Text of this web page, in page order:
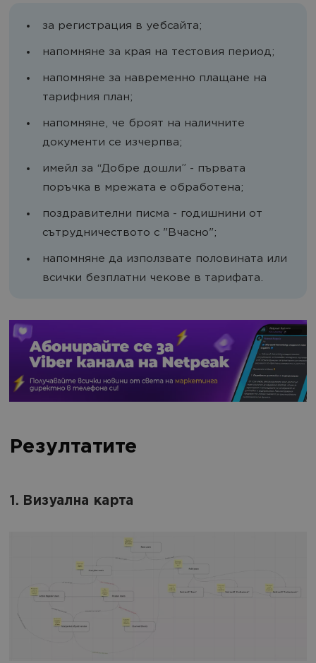
за регистрация в уебсайта;
напомняне за края на тестовия период;
напомняне за навременно плащане на
тарифния план;
напомняне, че броят на наличните
документи се изчерпва;
имейл за “Добре дошли” - първата
поръчка в мрежата е обработена;
поздравителни писма - годишнини от
сътрудничеството с "Вчасно";
напомняне да използвате половината или
всички безплатни чекове в тарифата.
Резултатите
1. Визуална карта